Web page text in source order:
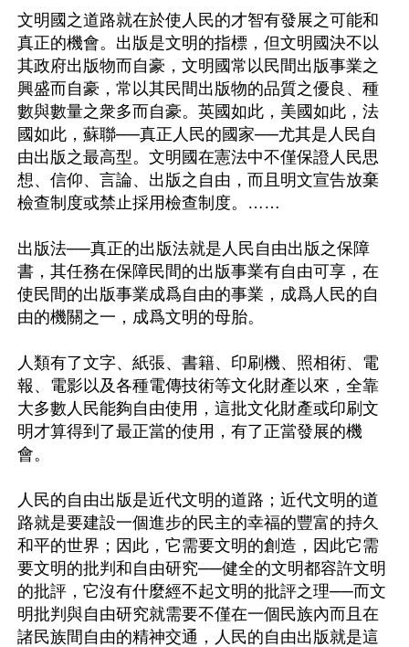
文明國之道路就在於使人民的才智有發展之可能和
真正的機會。出版是文明的指標，但文明國決不以
其政府出版物而自豪，文明國常以民間出版事業之
興盛而自豪，常以其民間出版物的品質之優良、種
數與數量之衆多而自豪。英國如此，美國如此，法
國如此，蘇聯──真正人民的國家──尤其是人民自
由出版之最高型。文明國在憲法中不僅保證人民思
想、信仰、言論、出版之自由，而且明文宣告放棄
檢查制度或禁止採用檢查制度。……
出版法──真正的出版法就是人民自由出版之保障
書，其任務在保障民間的出版事業有自由可享，在
使民間的出版事業成爲自由的事業，成爲人民的自
由的機關之一，成爲文明的母胎。
人類有了文字、紙張、書籍、印刷機、照相術、電
報、電影以及各種電傳技術等文化財產以來，全靠
大多數人民能夠自由使用，這批文化財產或印刷文
明才算得到了最正當的使用，有了正當發展的機
會。
人民的自由出版是近代文明的道路；近代文明的道
路就是要建設一個進步的民主的幸福的豐富的持久
和平的世界；因此，它需要文明的創造，因此它需
要文明的批判和自由研究──健全的文明都容許文明
的批評，它沒有什麼經不起文明的批評之理──而文
明批判與自由研究就需要不僅在一個民族內而且在
諸民族間自由的精神交通，人民的自由出版就是這